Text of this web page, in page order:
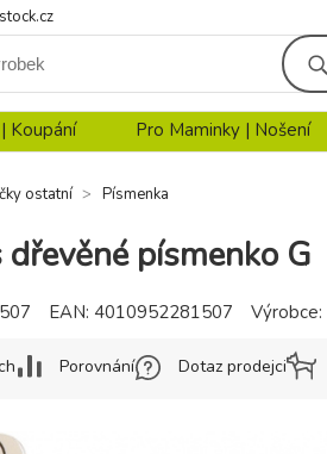
Koupání Pro Maminky | Nošení
ostatní Písmenka
písmenko G
EAN: 4010952281507 Výrobce:
Porovnání Dotaz prodejci